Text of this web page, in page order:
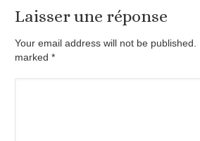
Laisser une réponse
Your email address will not be
marked*